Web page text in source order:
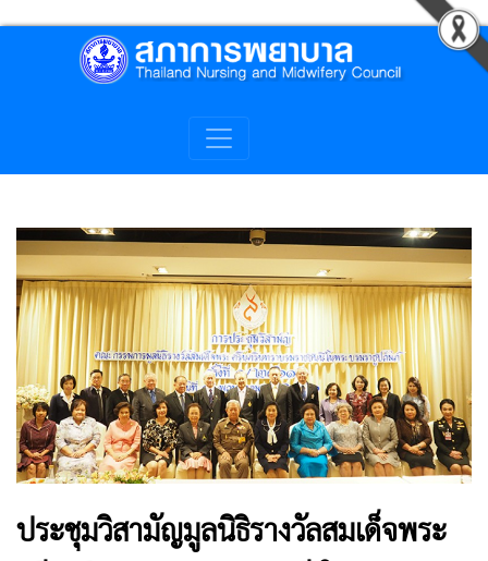
ประชุมวิสามัญมูลนิธิรางวัลสมเด็จพระ